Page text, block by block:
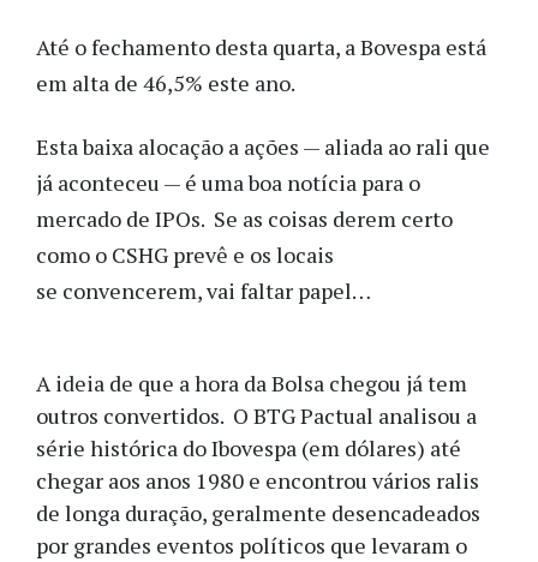
Até o fechamento desta quarta, a Bovespa está
em alta de 46,5% este ano.
Esta baixa alocação a ações — aliada ao rali que
já aconteceu — é uma boa notícia para o
mercado de IPOs. Se as coisas derem certo
como o CSHG prevê e os locais
se convencerem, vai faltar papel…
A ideia de que a hora da Bolsa chegou já tem
outros convertidos. O BTG Pactual analisou a
série histórica do Ibovespa (em dólares) até
chegar aos anos 1980 e encontrou vários ralis
de longa duração, geralmente desencadeados
por grandes eventos políticos que levaram o